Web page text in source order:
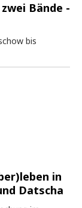
Bände -
bis
in
Datscha